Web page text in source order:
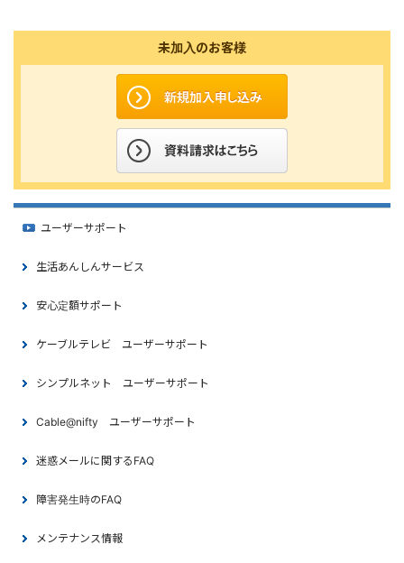
未加入のお客様
ユーザーサポート
生活あんしんサービス
安心定額サポート
ケーブルテレビ ユーザーサポート
シンプルネット ユーザーサポート
Cable@nifty ユーザーサポート
迷惑メールに関するFAQ
障害発生時のFAQ
メンテナンス情報